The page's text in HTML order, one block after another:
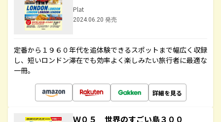
Plat
2024.06.20 発売
定番から１９６０年代を追体験できるスポットまで幅広く収録
し、短いロンドン滞在でも効率よく楽しみたい旅行者に最適な
一冊。
詳細を見る
Ｗ０５ 世界のすごい島３００